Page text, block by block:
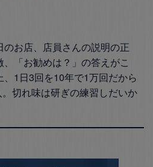
お店、店員さんの説明の正
「お勧めは？」の答えがこ
1日3回を10年で1万回だから
切れ味は研ぎの練習しだいか